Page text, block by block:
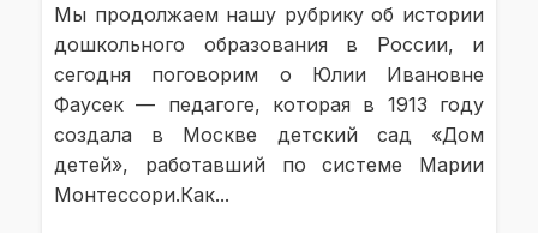
Мы продолжаем нашу рубрику об истории
дошкольного образования в России, и
сегодня поговорим о Юлии Ивановне
Фаусек — педагоге, которая в 1913 году
создала в Москве детский сад «Дом
детей», работавший по системе Марии
Монтессори.Как...